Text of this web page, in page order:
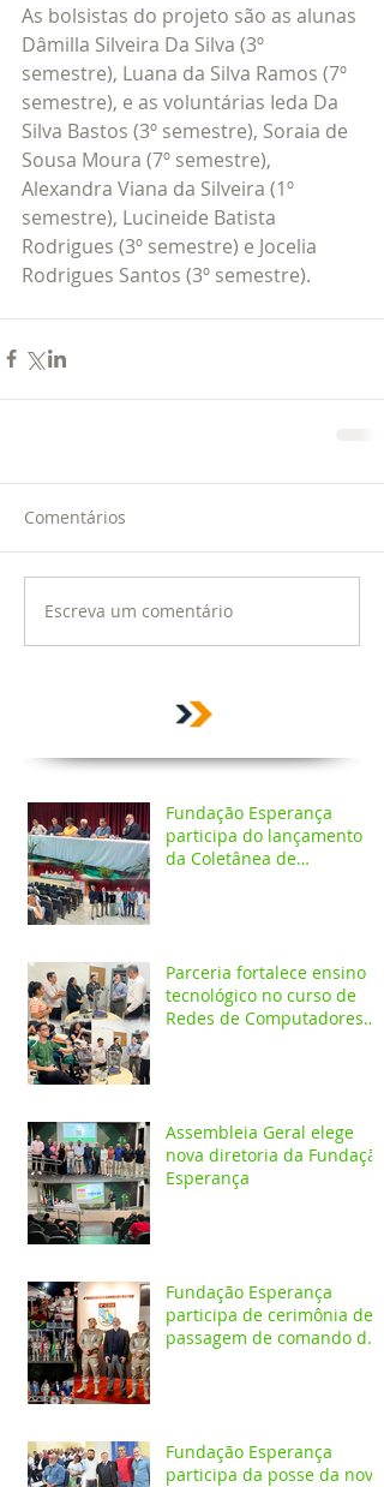
As bolsistas do projeto são as alunas
Dâmilla Silveira Da Silva (3º
semestre), Luana da Silva Ramos (7º
semestre), e as voluntárias Ieda Da
Silva Bastos (3º semestre), Soraia de
Sousa Moura (7º semestre),
Alexandra Viana da Silveira (1º
semestre), Lucineide Batista
Rodrigues (3º semestre) e Jocelia
Rodrigues Santos (3º semestre).
Comentários
Escreva um comentário
Fundação Esperança
participa do lançamento
da Coletânea de
ambiente
Parceria fortalece ensino
tecnológico no curso de
Redes de Computadores
Assembleia Geral elege
nova diretoria da Fundação
Esperança
Fundação Esperança
participa de cerimônia de
passagem de comando do
Fundação Esperança
participa da posse da nova